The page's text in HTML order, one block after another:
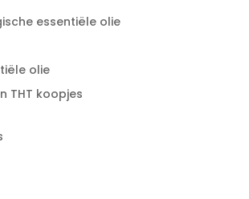
essentiële olie
olie
THT koopjes